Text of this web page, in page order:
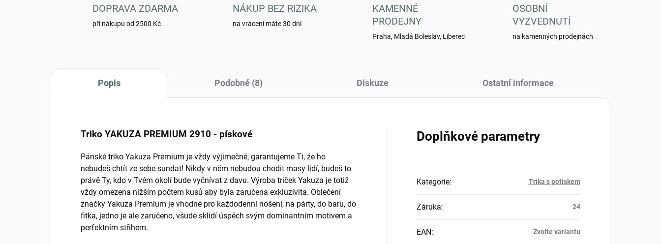
DOPRAVA ZDARMA
při nákupu od 2500 Kč
NÁKUP BEZ RIZIKA
na vrácení máte 30 dní
KAMENNÉ
PRODEJNY
Praha, Mladá Boleslav, Liberec
OSOBNÍ
VYZVEDNUTÍ
na kamenných prodejnách
Popis Podobné (8) Diskuze Ostatní informace
Triko YAKUZA PREMIUM 2910 - pískové
Pánské triko Yakuza Premium je vždy výjimečné, garantujeme Ti, že ho
nebudeš chtít ze sebe sundat! Nikdy v něm nebudou chodit masy lidí, budeš to
právě Ty, kdo v Tvém okolí bude vyčnívat z davu. Výroba triček Yakuza je totiž
vždy omezena nižším počtem kusů aby byla zaručena exkluzivita. Oblečení
značky Yakuza Premium je vhodné pro každodenní nošení, na párty, do baru, do
fitka, jedno je ale zaručeno, všude sklidí úspěch svým dominantním motivem a
perfektním střihem.
Doplňkové parametry
Kategorie: Trika s potiskem
Záruka: 24
EAN: Zvolte variantu